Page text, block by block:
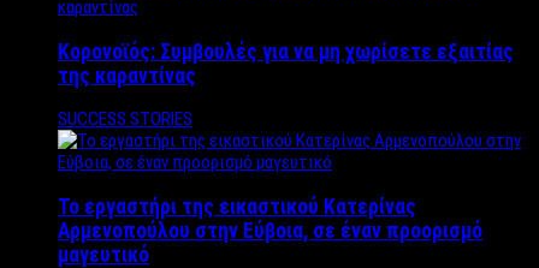
Κορονοϊός: Συμβουλές για να μη χωρίσετε εξαιτίας
της καραντίνας
SUCCESS STORIES
Το εργαστήρι της εικαστικού Κατερίνας
Αρμενοπούλου στην Εύβοια, σε έναν προορισμό
μαγευτικό